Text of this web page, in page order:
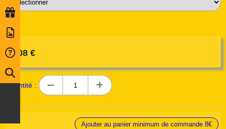
3,08 €
Quantité :
Ajouter au panier minimum de commande 8€